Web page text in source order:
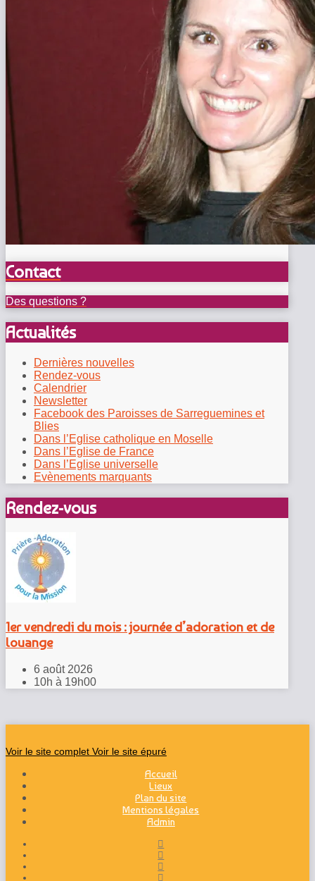
Contact
Des questions ?
Actualités
Dernières nouvelles
Rendez-vous
Calendrier
Newsletter
Facebook des Paroisses de Sarreguemines et
Blies
Dans l’Eglise catholique en Moselle
Dans l’Eglise de France
Dans l’Eglise universelle
Evènements marquants
Rendez-vous
1er vendredi du mois : journée d’adoration et de
louange
6 août 2026
10h à 19h00
Voir le site complet Voir le site épuré
Accueil
Lieux
Plan du site
Mentions légales
Admin